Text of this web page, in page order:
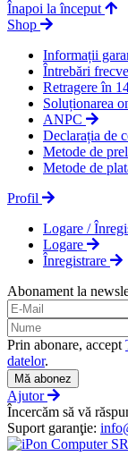
Înapoi la început
Shop
Informații
Întrebări
Retragere în
Soluționarea
ANPC
Declarația de
Metode de
Metode de
Profil
Logare /
Logare
Înregistrare
Abonament la
Prin abonare, accept
datelor.
Mă abonez
Ajutor
Încercăm să vă
Suport garanţie: